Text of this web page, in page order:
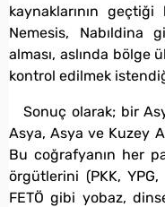
kaynaklarının
Nemesis, Nabıldina
alması, aslında bölge
kontrol edilmek
Sonuç olarak; bir
Asya, Asya ve Kuzey
Bu coğrafyanın her
örgütlerini (PKK,
FETÖ gibi yobaz,